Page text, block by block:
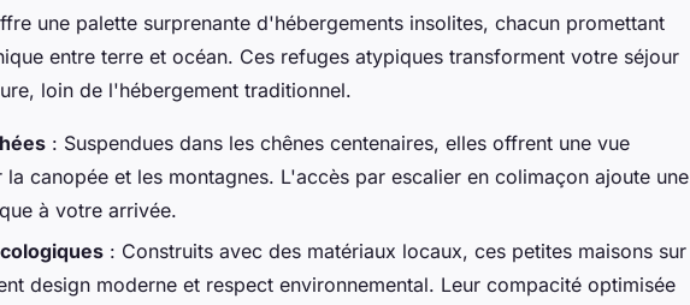
une palette surprenante d'hébergements insolites, chacun promettant
entre terre et océan. Ces refuges atypiques transforment votre séjour
loin de l'hébergement traditionnel.
: Suspendues dans les chênes centenaires, elles offrent une vue
la canopée et les montagnes. L'accès par escalier en colimaçon ajoute une
à votre arrivée.
: Construits avec des matériaux locaux, ces petites maisons sur
design moderne et respect environnemental. Leur compacité optimisée